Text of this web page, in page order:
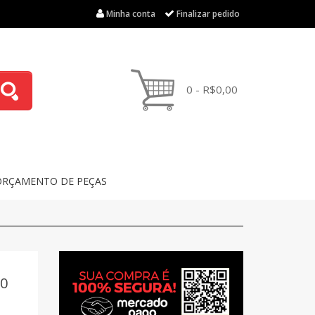
Minha conta Finalizar pedido
0 - R$0,00
DE PEÇAS